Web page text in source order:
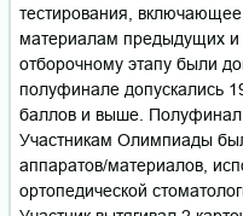
тестирования,
материалам предыдущих и
отборочному этапу были
полуфинале допускались
баллов и выше.
Участникам Олимпиады
аппаратов/материалов,
ортопедической